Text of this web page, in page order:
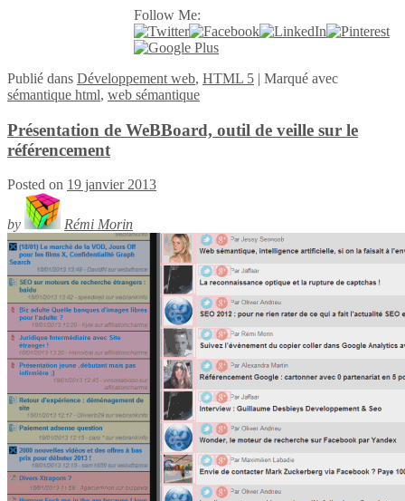
Follow Me:
Publié dans Développement web, HTML 5 | Marqué avec
sémantique html, web sémantique
Présentation de WeBBoard, outil de veille sur le
référencement
Posted on 19 janvier 2013
by Rémi Morin